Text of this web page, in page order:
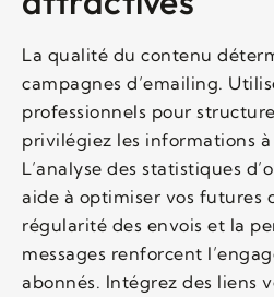
La qualité du contenu
campagnes d’emailing.
professionnels pour
privilégiez les informations
L’analyse des statistiques
aide à optimiser vos futures
régularité des envois et la
messages renforcent
abonnés. Intégrez des liens